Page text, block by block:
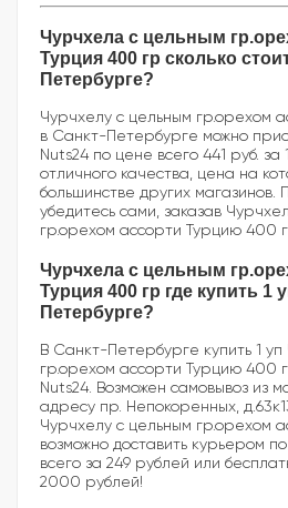
Чурчхела с цельным
Турция 400 гр сколько
Петербурге?
Чурчхелу с цельным гр.орехом
в Санкт-Петербурге можно
Nuts24 по цене всего 441 руб. за
отличного качества, цена на
большинстве других магазинов.
убедитесь сами, заказав
гр.орехом ассорти Турцию 400
Чурчхела с цельным
Турция 400 гр где купить 1
Петербурге?
В Санкт-Петербурге купить 1
гр.орехом ассорти Турцию 400
Nuts24. Возможен самовывоз из
адресу пр. Непокоренных,
Чурчхелу с цельным гр.орехом
возможно доставить курьером
всего за 249 рублей или
2000 рублей!